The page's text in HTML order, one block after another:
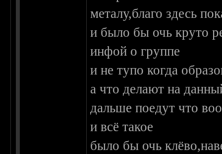
металу,благо здесь
и было бы очь круто
инфой о группе
и не тупо когда
а что делают на
дальше поедут что
и всё такое
было бы очь